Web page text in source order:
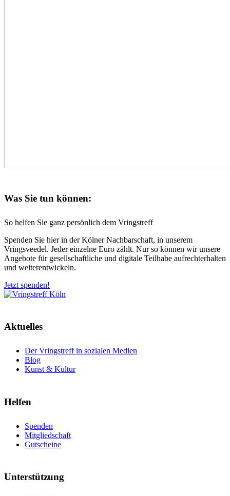
Was Sie tun können:
So helfen Sie ganz persönlich dem Vringstreff
Spenden Sie hier in der Kölner Nachbarschaft, in unserem
Vringsveedel. Jeder einzelne Euro zählt. Nur so können wir unsere
Angebote für gesellschaftliche und digitale Teilhabe aufrechterhalten
und weiterentwickeln.
Jetzt spenden!
Aktuelles
Der Vringstreff in sozialen Medien
Blog
Kunst & Kultur
Helfen
Spenden
Mitgliedschaft
Gutscheine
Unterstützung